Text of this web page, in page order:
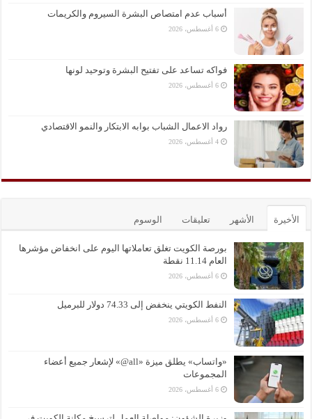
أسباب عدم امتصاص البشرة السيروم والكريمات
6 أغسطس، 2026
فواكه تساعد على تفتيح البشرة وتوحيد لونها
6 أغسطس، 2026
رواد الاعمال الشباب بوابه الابتكار والنمو الاقتصادي
4 أغسطس، 2026
الأخيرة الأشهر تعليقات الوسوم
بورصة الكويت تغلق تعاملاتها اليوم على انخفاض مؤشرها
العام 11.14 نقطة
6 أغسطس، 2026
النفط الكويتي ينخفض إلى 74.33 دولار للبرميل
6 أغسطس، 2026
«واتساب» يطلق ميزة «all@» لإشعار جميع أعضاء
المجموعات
6 أغسطس، 2026